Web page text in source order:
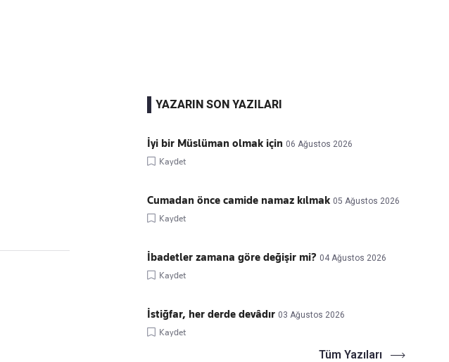
YAZARIN SON YAZILARI
İyi bir Müslüman olmak için 06 Ağustos 2026
Kaydet
Cumadan önce camide namaz kılmak 05 Ağustos 2026
Kaydet
İbadetler zamana göre değişir mi? 04 Ağustos 2026
Kaydet
İstiğfar, her derde devâdır 03 Ağustos 2026
Kaydet
Tüm Yazıları